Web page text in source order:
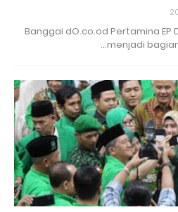
Banggai dO.co.od Pertamina EP
menjadi bagian